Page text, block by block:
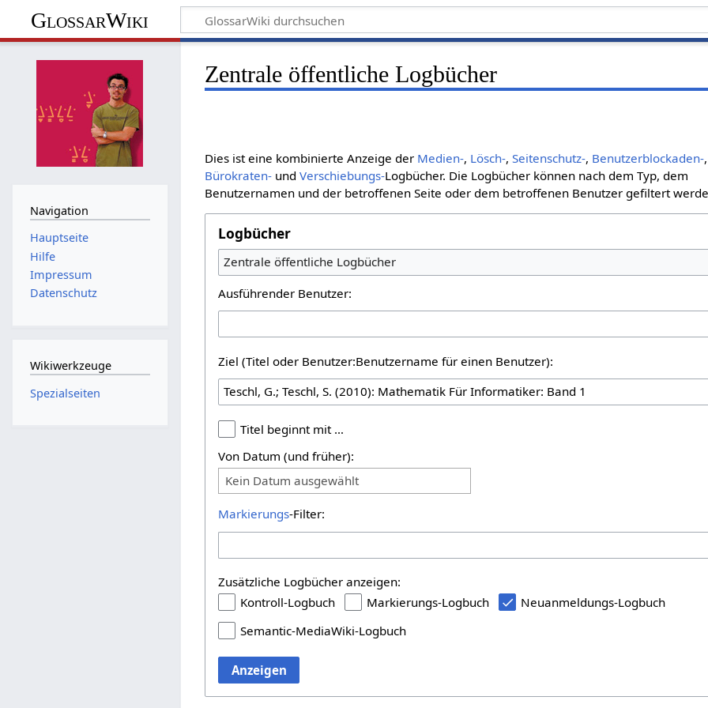
GlossarWiki
Zentrale öffentliche Logbücher
Dies ist eine kombinierte Anzeige der Medien-, Lösch-,Seitenschutz-, Benutzerblockaden-,
Bürokraten- undVerschiebungs-Logbücher. Die Logbücher können nach dem Typ, dem
Benutzernamen und der betroffenen Seite oder dem betroffenen Benutzer gefiltert
Logbücher
Zentrale öffentliche Logbücher
Ausführender Benutzer:
Ziel (Titel oder Benutzer:Benutzername für einen Benutzer):
Titel beginnt mit …
Von Datum (und früher):
Kein Datum ausgewählt
Markierungs-Filter:
Zusätzliche Logbücher anzeigen:
Kontroll-Logbuch
Markierungs-Logbuch
Neuanmeldungs-Logbuch
Semantic-MediaWiki-Logbuch
Anzeigen
Navigation
Hauptseite
Hilfe
Impressum
Datenschutz
Wikiwerkzeuge
Spezialseiten